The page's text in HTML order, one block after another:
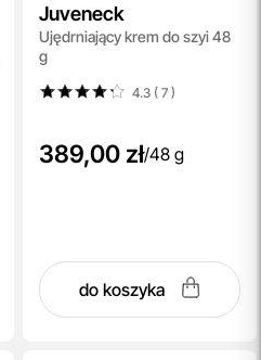
Juveneck
Ujędrniający krem do szyi 48
g
4.3 ( 7)
389,00 zł/48 g
do koszyka